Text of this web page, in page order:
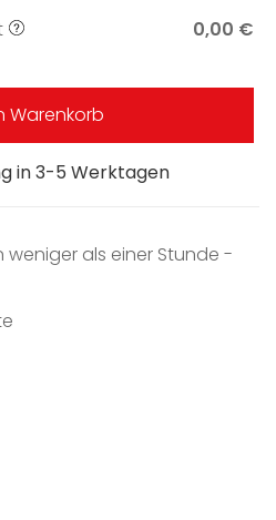
in 3-5 Werktagen
0,00 €
Warenkorb
weniger als einer Stunde -